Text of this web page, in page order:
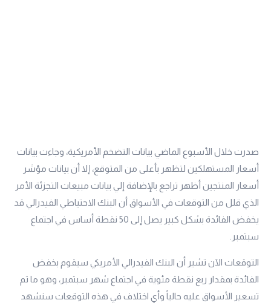
صدرت خلال الأسبوع الماضي بيانات التضخم الأمريكية، وجاءت بيانات
أسعار المستهلكين لتظهر بأعلى من المتوقع، إلا أن بيانات مؤشر
أسعار المنتجين أظهر تراجع بالإضافة إلي بيانات مبيعات التجزئة الأمر
الذي قلل من التوقعات في الأسواق أن البنك الاحتياطي الفيدرالي قد
يخفض الفائدة بشكل كبير يصل إلى 50 نقطة أساس في اجتماع
سبتمبر.
التوقعات الآن تشير أن البنك الفيدرالي الأمريكي سيقوم بخفض
الفائدة بمقدار ربع نقطة مئوية في اجتماع شهر سبتمبر، وهو ما تم
تسعير الأسواق عليه حالياً وأي اختلاف في هذه التوقعات سنشهد